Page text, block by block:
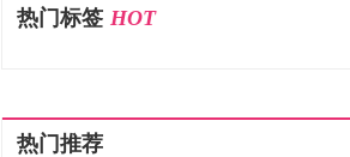
热门标签 HOT
热门推荐